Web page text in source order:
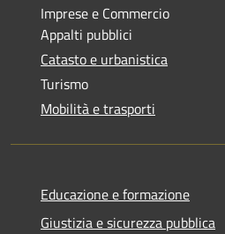
Imprese e Commercio
Appalti pubblici
Catasto e urbanistica
Turismo
Mobilità e trasporti
Educazione e formazione
Giustizia e sicurezza pubblica